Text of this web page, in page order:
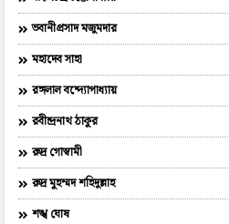
ভবানীপ্রসাদ মজুমদার
মহাদেব সাহা
রঙ্গলাল বন্দ্যোপাধ্যায়
রবীন্দ্রনাথ ঠাকুর
রুদ্র গোস্বামী
রুদ্র মুহম্মদ শহিদুল্লাহ
শঙ্খ ঘোষ